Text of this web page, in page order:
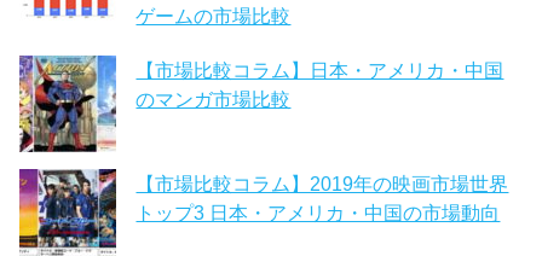
ゲームの市場比較
【市場比較コラム】日本・アメリカ・中国
のマンガ市場比較
【市場比較コラム】2019年の映画市場世界
トップ3 日本・アメリカ・中国の市場動向